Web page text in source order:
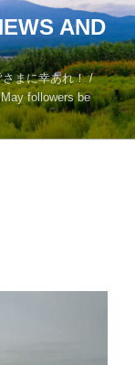
AND
まに幸あれ！ /
followers be